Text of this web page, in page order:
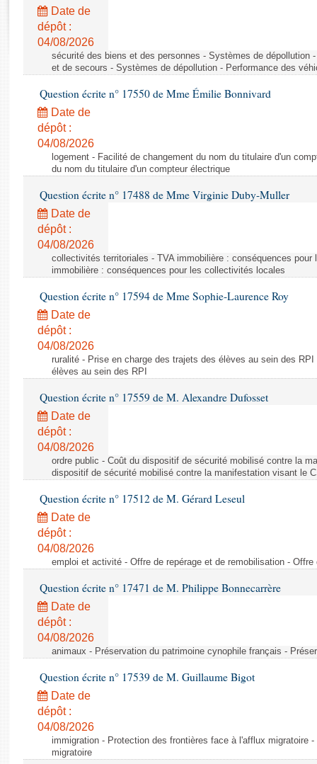
Rapports législatifs
Rapports sur l'application des lois
Baromètre de l’application des lois
Dossiers législatifs
Budget et sécurité sociale
Questions écrites et orales
Comptes rendus des débats
Date de
dépôt :
04/08/2026
sécurité des biens et des personnes - Systèmes de dépollution
et de secours - Systèmes de dépollution - Performance des
Question écrite n° 17550 de Mme Émilie Bonnivard
Date de
dépôt :
04/08/2026
logement - Facilité de changement du nom du titulaire d'un
du nom du titulaire d'un compteur électrique
Question écrite n° 17488 de Mme Virginie Duby-Muller
Date de
dépôt :
04/08/2026
collectivités territoriales - TVA immobilière : conséquences
immobilière : conséquences pour les collectivités locales
Question écrite n° 17594 de Mme Sophie-Laurence Roy
Date de
dépôt :
04/08/2026
ruralité - Prise en charge des trajets des élèves au sein des
élèves au sein des RPI
Question écrite n° 17559 de M. Alexandre Dufosset
Date de
dépôt :
04/08/2026
ordre public - Coût du dispositif de sécurité mobilisé contre la
dispositif de sécurité mobilisé contre la manifestation visant le
Question écrite n° 17512 de M. Gérard Leseul
Date de
dépôt :
04/08/2026
emploi et activité - Offre de repérage et de remobilisation -
Question écrite n° 17471 de M. Philippe Bonnecarrère
Date de
dépôt :
04/08/2026
animaux - Préservation du patrimoine cynophile français -
Question écrite n° 17539 de M. Guillaume Bigot
Date de
dépôt :
04/08/2026
immigration - Protection des frontières face à l'afflux migratoire
migratoire